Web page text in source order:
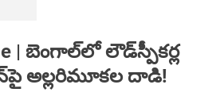
| బెంగాల్‌లో లౌడ్‌స్పీకర్ల
అల్లరిమూకల దాడి!